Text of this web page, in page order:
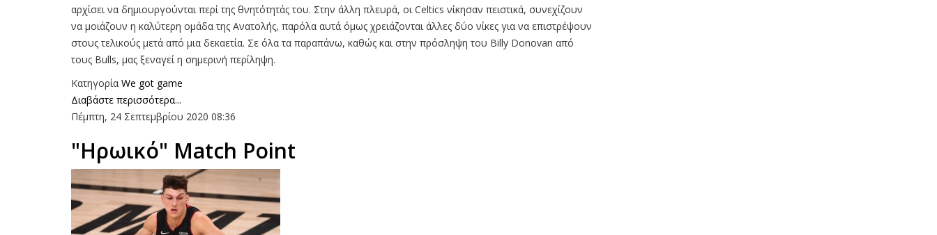
αρχίσει να δημιουργούνται περί της θνητότητάς του. Στην άλλη πλευρά, οι Celtics νίκησαν πειστικά, συνεχίζουν
να μοιάζουν η καλύτερη ομάδα της Ανατολής, παρόλα αυτά όμως χρειάζονται άλλες δύο νίκες για να επιστρέψουν
στους τελικούς μετά από μια δεκαετία. Σε όλα τα παραπάνω, καθώς και στην πρόσληψη του Billy Donovan από
τους Bulls, μας ξεναγεί η σημερινή περίληψη.
Κατηγορία We got game
Διαβάστε περισσότερα...
Πέμπτη, 24 Σεπτεμβρίου 2020 08:36
"Ηρωικό" Match Point